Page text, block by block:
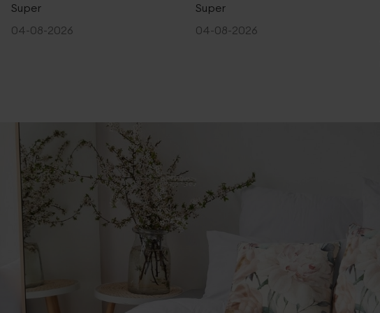
Super
04-08-2026
Super
04-08-2026